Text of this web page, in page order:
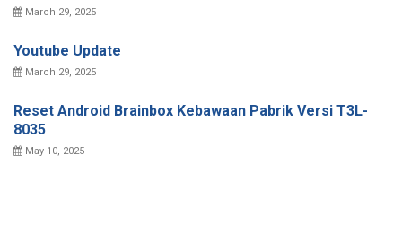
March 29, 2025
Youtube Update
March 29, 2025
Reset Android Brainbox Kebawaan Pabrik Versi T3L-
8035
May 10, 2025